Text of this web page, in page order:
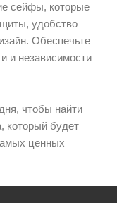
сейфы, которые
удобство
Обеспечьте
и независимости
чтобы найти
который будет
ценных